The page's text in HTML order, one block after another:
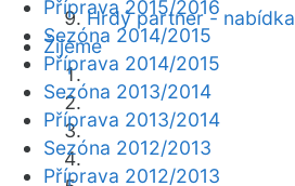
Hrdý partner - nabídka
Žijeme
Příprava 2015/2016
Sezóna 2014/2015
Příprava 2014/2015
Sezóna 2013/2014
Příprava 2013/2014
Sezóna 2012/2013
Příprava 2012/2013